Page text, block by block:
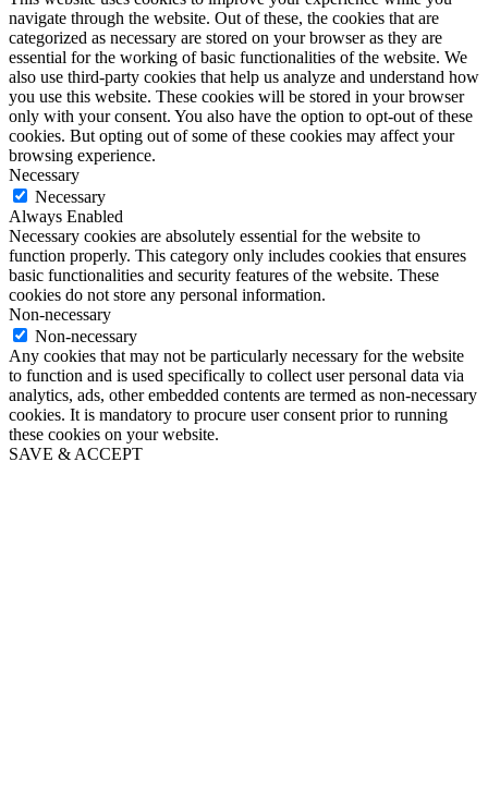
navigate through the website. Out of these, the cookies that are
categorized as necessary are stored on your browser as they are
essential for the working of basic functionalities of the website. We
also use third-party cookies that help us analyze and understand how
you use this website. These cookies will be stored in your browser
only with your consent. You also have the option to opt-out of these
cookies. But opting out of some of these cookies may affect your
browsing experience.
Necessary
Necessary
Always Enabled
Necessary cookies are absolutely essential for the website to
function properly. This category only includes cookies that ensures
basic functionalities and security features of the website. These
cookies do not store any personal information.
Non-necessary
Non-necessary
Any cookies that may not be particularly necessary for the website
to function and is used specifically to collect user personal data via
analytics, ads, other embedded contents are termed as non-necessary
cookies. It is mandatory to procure user consent prior to running
these cookies on your website.
SAVE & ACCEPT